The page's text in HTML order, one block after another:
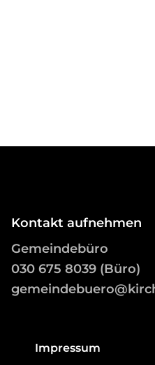
Kontakt aufnehmen
Gemeindebüro
030 675 8039 (Büro)
Impressum